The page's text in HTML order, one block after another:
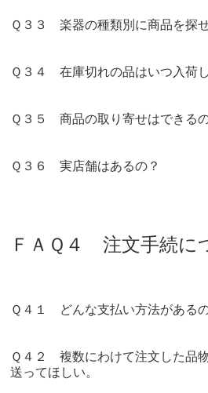
Ｑ３３ 楽器の種類別に商品を探
Ｑ３４ 在庫切れの品はいつ入荷
Ｑ３５ 商品の取り寄せはできる
Ｑ３６ 実店舗はあるの？
ＦＡＱ４ 注文手続に
Ｑ４１ どんな支払い方法がある
Ｑ４２ 複数にわけて注文した品
送ってほしい。